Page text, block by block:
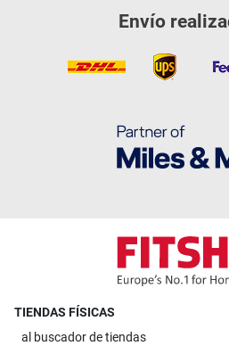
Envío
TIENDAS FÍSICAS
al buscador de tiendas